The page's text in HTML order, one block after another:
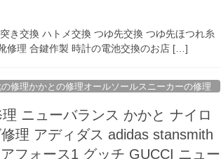
き交換 ハトメ交換 つゆ先交換 つゆ先ほつれ糸
修理 合鍵作製 時計の電池交換のお店 […]
修理かかとの修理オールソールスニーカーの修理
ニューバランス かかと ナイロ
理 アディダス adidas stansmith
フォース1 グッチ GUCCI ニュー